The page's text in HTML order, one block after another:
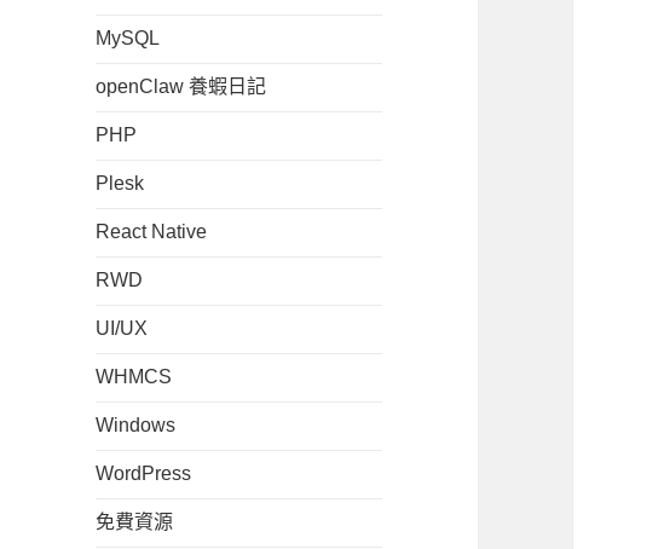
MySQL
openClaw 養蝦日記
PHP
Plesk
React Native
RWD
UI/UX
WHMCS
Windows
WordPress
免費資源